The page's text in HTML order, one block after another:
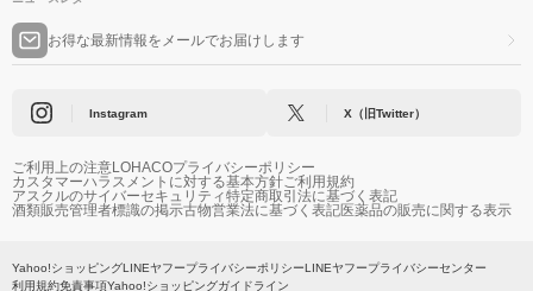
お得な最新情報をメールでお届けします
Instagram X（旧Twitter）
ご利用上の注意LOHACOプライバシーポリシー
カスタマーハラスメントに対する基本方針ご利用規約
アスクルのサイバーセキュリティ特定商取引法に基づく表記
酒類販売管理者標識の掲示古物営業法に基づく表記医薬品の販売に関する表示
Yahoo!ショッピングLINEヤフープライバシーポリシーLINEヤフープライバシーセンター
利用規約免責事項Yahoo!ショッピングガイドライン